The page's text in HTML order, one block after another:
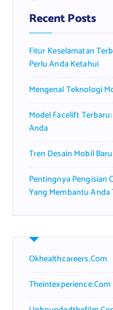
f
o
:
Recent Posts
Fitur Keselamatan
Perlu Anda Ketahui
Mengenal Teknologi
Model Facelift
Anda
Tren Desain Mobil
Pentingnya Pengisian
Yang Membantu
Okhealthcareers.com
Theintexperience.com